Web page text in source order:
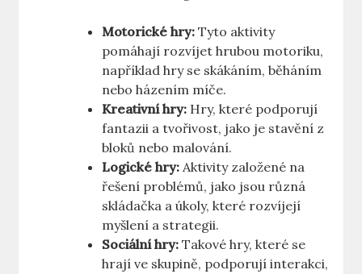
Motorické hry: Tyto aktivity
pomáhají rozvíjet hrubou motoriku,
například hry se skákáním, běháním
nebo házením míče.
Kreativní hry: Hry, které podporují
fantazii a tvořivost, jako je stavění z
bloků nebo malování.
Logické hry: Aktivity založené na
řešení problémů, jako jsou různá
skládačka a úkoly, které rozvíjejí
myšlení a strategii.
Sociální hry: Takové hry, které se
hrají ve skupině, podporují interakci,